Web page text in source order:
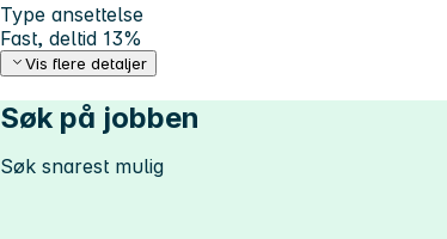
Type ansettelse
Fast, deltid 13%
Vis flere detaljer
Søk på jobben
Søk snarest mulig